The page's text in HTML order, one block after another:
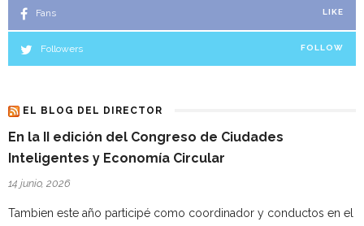
Fans LIKE
Followers FOLLOW
EL BLOG DEL DIRECTOR
En la II edición del Congreso de Ciudades
Inteligentes y Economía Circular
14 junio, 2026
Tambien este año participé como coordinador y conductos en el